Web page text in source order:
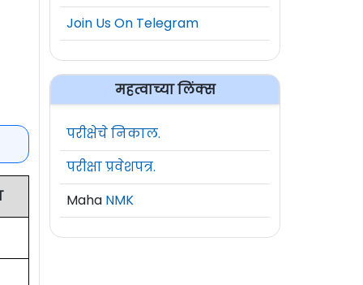
Join Us On Telegram
महत्वाच्या लिंक्स
परीक्षेचे निकाल.
परीक्षा प्रवेशपत्र.
Maha NMK